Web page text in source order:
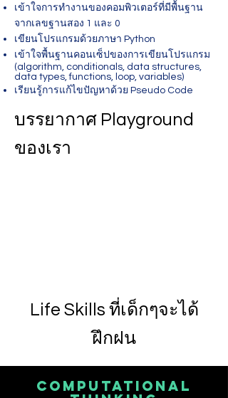
เข้าใจการทำงานของคอมพิวเตอร์ที่มีพื้นฐาน
จากเลขฐานสอง 1 และ 0
เขียนโปรแกรมด้วยภาษา Python
เข้าใจพื้นฐานคอนเซ็ปของการเขียนโปรแกรม
(algorithm, conditionals, data structures,
data types, functions, loop, variables)
เรียนรู้การแก้ไขปัญหาด้วย Pseudo Code
บรรยากาศ Playground
ของเรา
Life Skills ที่เด็กๆจะได้
ฝึกฝน
Computational